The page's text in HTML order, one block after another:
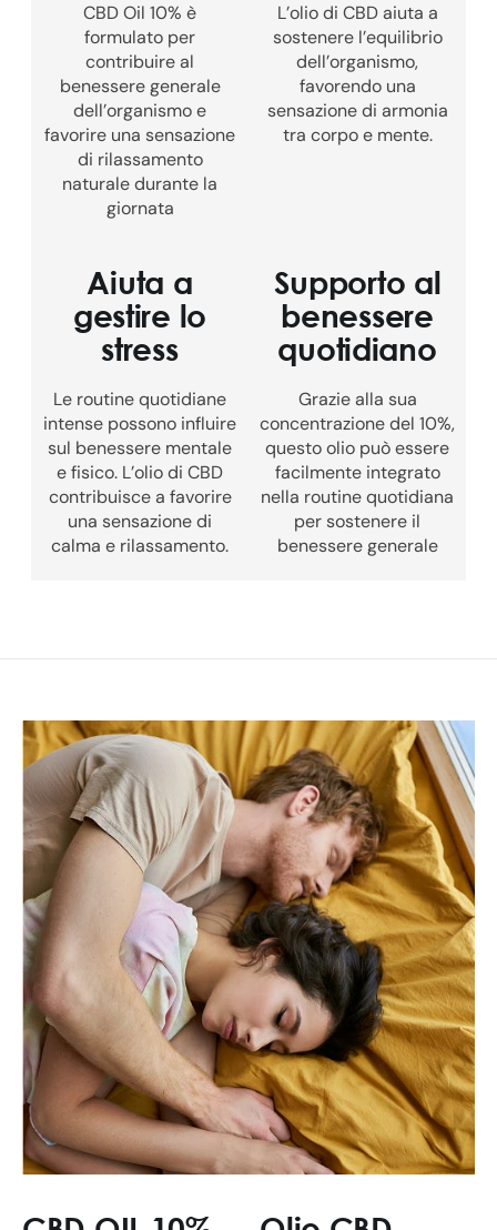
CBD Oil 10% è
formulato per
contribuire al
benessere generale
dell’organismo e
favorire una sensazione
di rilassamento
naturale durante la
giornata
L’olio di CBD aiuta a
sostenere l’equilibrio
dell’organismo,
favorendo una
sensazione di armonia
tra corpo e mente.
Aiuta a
gestire lo
stress
Le routine quotidiane
intense possono influire
sul benessere mentale
e fisico. L’olio di CBD
contribuisce a favorire
una sensazione di
calma e rilassamento.
Supporto al
benessere
quotidiano
Grazie alla sua
concentrazione del 10%,
questo olio può essere
facilmente integrato
nella routine quotidiana
per sostenere il
benessere generale